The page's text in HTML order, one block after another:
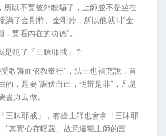
所以不要被外貌騙了，上師並不是坐在
滿了金剛杵、金剛鈴，所以他就叫“金
要看內在的功德”。
是犯了「三昧耶戒」？
教誨而依教奉行”，法王也補充說，首
的，是要“調伏自己，明辨是非”，凡是
盡力去做。
三昧耶戒」，有些上師也會拿「三昧耶
“其實心存輕蔑、故意違犯上師的言